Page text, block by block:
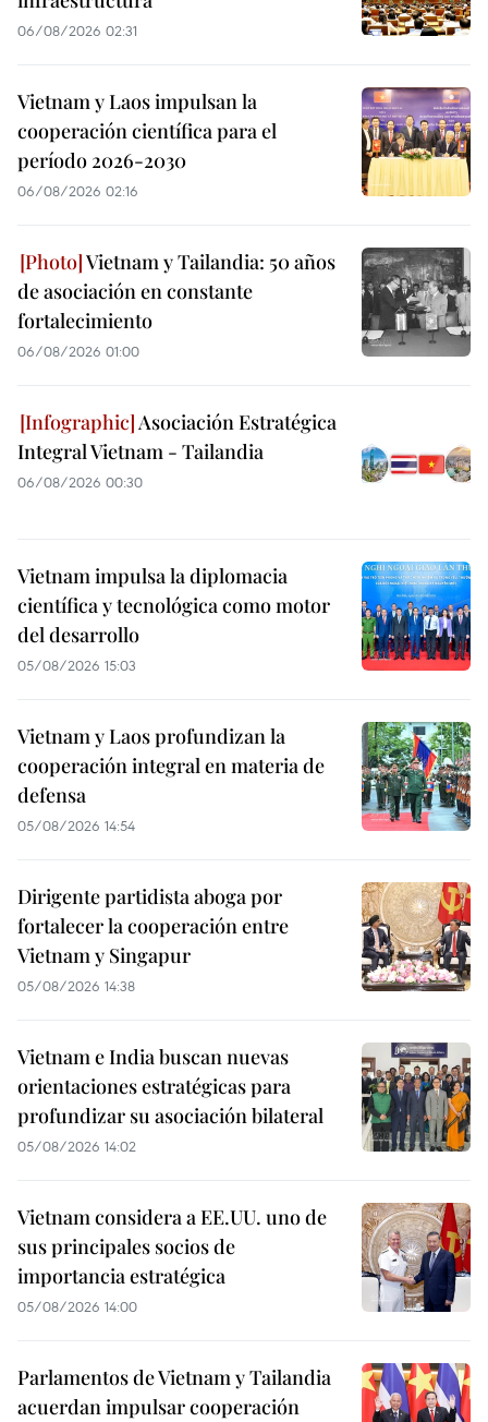
06/08/2026 02:31
Vietnam y Laos impulsan la
cooperación científica para el
período 2026-2030
06/08/2026 02:16
Vietnam y Tailandia: 50 años
de asociación en constante
fortalecimiento
06/08/2026 01:00
Asociación Estratégica
Integral Vietnam - Tailandia
06/08/2026 00:30
Vietnam impulsa la diplomacia
científica y tecnológica como motor
del desarrollo
05/08/2026 15:03
Vietnam y Laos profundizan la
cooperación integral en materia de
defensa
05/08/2026 14:54
Dirigente partidista aboga por
fortalecer la cooperación entre
Vietnam y Singapur
05/08/2026 14:38
Vietnam e India buscan nuevas
orientaciones estratégicas para
profundizar su asociación bilateral
05/08/2026 14:02
Vietnam considera a EE.UU. uno de
sus principales socios de
importancia estratégica
05/08/2026 14:00
Parlamentos de Vietnam y Tailandia
acuerdan impulsar cooperación